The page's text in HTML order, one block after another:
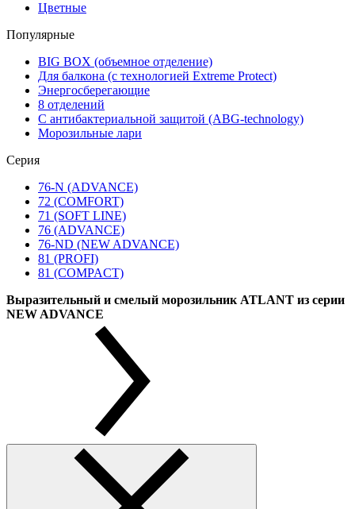
Цветные
Популярные
BIG BOX (объемное отделение)
Для балкона (с технологией Extreme Protect)
Энергосберегающие
8 отделений
С антибактериальной защитой (ABG-technology)
Морозильные лари
Серия
76-N (ADVANCE)
72 (COMFORT)
71 (SOFT LINE)
76 (ADVANCE)
76-ND (NEW ADVANCE)
81 (PROFI)
81 (COMPACT)
Выразительный и смелый морозильник ATLANT из серии
NEW ADVANCE